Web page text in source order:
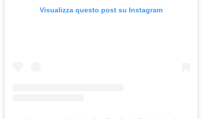
Visualizza questo post su Instagram